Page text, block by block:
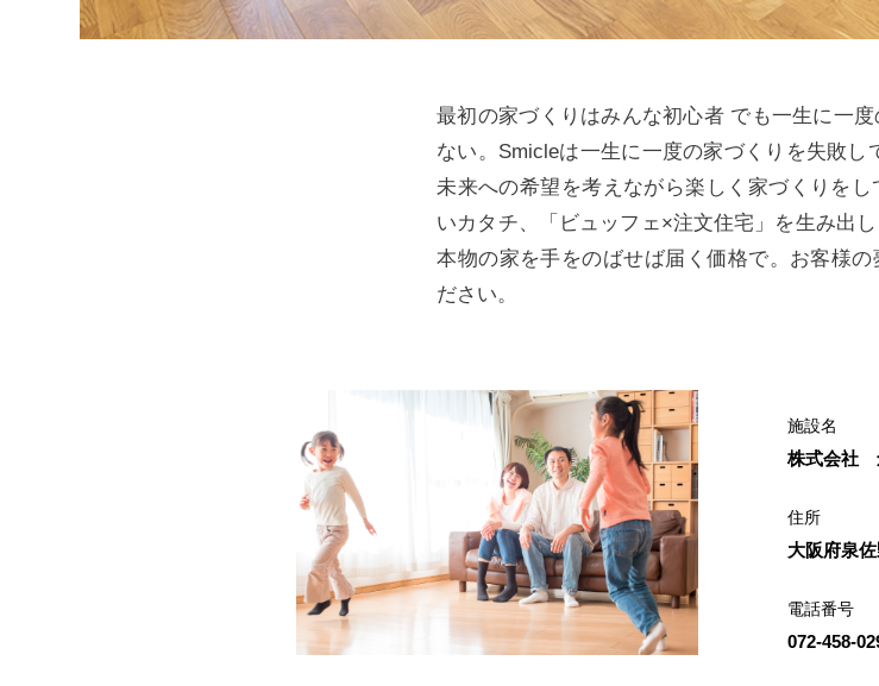
最初の家づくりはみんな初心者 でも一生に一
ない。Smicleは一生に一度の家づくりを失敗
未来への希望を考えながら楽しく家づくりを
いカタチ、「ビュッフェ×注文住宅」を生み出
本物の家を手をのばせば届く価格で。お客様の
ださい。
施設名
株式会社
住所
大阪府泉
電話番号
072-458-